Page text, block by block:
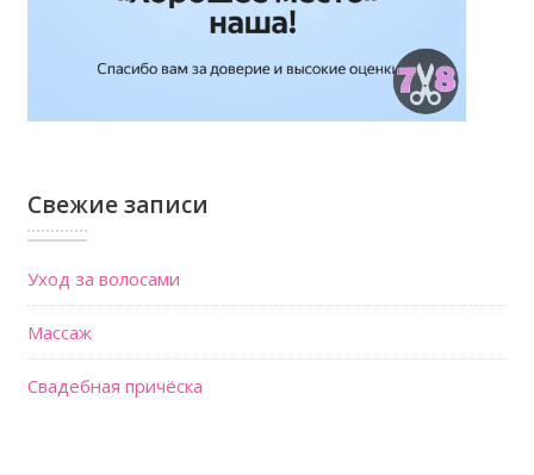
Свежие записи
Уход за волосами
Массаж
Свадебная причёска